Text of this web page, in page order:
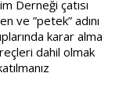
Derneği çatısı
ve ”petek” adını
karar alma
dahil olmak